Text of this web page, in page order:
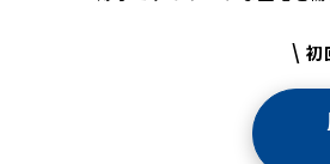
\ 初